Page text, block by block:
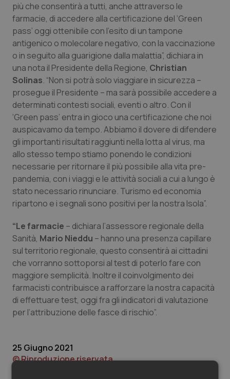
Puglia
Sardegna
Sicilia
Toscana
Umbria
Valle D’Aosta
Veneto
Malattie rare
Malattia di Crohn & Rettocolite Ulcerosa
Neuroscienze & patologie neurodegenerative
Obesità
Oftalmologia
Oncodermatologia
Oncoematologia
Oncologia & Nutrizione
Psoriasi & pelle
Quotidiano Cardiologia
Quotidiano Chirurgia
Quotidiano Oncologia
Rene & patologie urogenitali
più che consentirà a tutti, anche attraverso le
farmacie, di accedere alla certificazione del ‘Green
pass’ oggi ottenibile con l’esito di un tampone
antigenico o molecolare negativo, con la vaccinazione
o in seguito alla guarigione dalla malattia”, dichiara in
una nota il Presidente della Regione, Christian
Solinas. “Non si potrà solo viaggiare in sicurezza –
prosegue il Presidente – ma sarà possibile accedere a
determinati contesti sociali, eventi o altro. Con il
‘Green pass’ entra in gioco una certificazione che noi
auspicavamo da tempo. Abbiamo il dovere di difendere
gli importanti risultati raggiunti nella lotta al virus, ma
allo stesso tempo stiamo ponendo le condizioni
necessarie per ritornare il più possibile alla vita pre-
pandemia, con i viaggi e le attività sociali a cui a lungo è
stato necessario rinunciare. Turismo ed economia
ripartono e i segnali sono positivi per la nostra Isola”.
“Le farmacie – dichiara l’assessore regionale della
Sanità, Mario Nieddu – hanno una presenza capillare
sul territorio regionale, questo consentirà ai cittadini
che vorranno sottoporsi al test di poterlo fare con
maggiore semplicità. Inoltre il coinvolgimento dei
farmacisti contribuisce a rafforzare la nostra capacità
di effettuare test, oggi fra gli indicatori di valutazione
per l’attribuzione delle fasce di rischio”.
25 Giugno 2021
© Riproduzione riservata